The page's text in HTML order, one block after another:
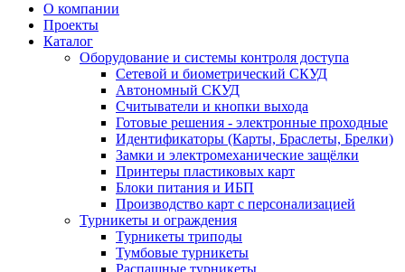
О компании
Проекты
Каталог
Оборудование и системы контроля доступа
Сетевой и биометрический СКУД
Автономный СКУД
Считыватели и кнопки выхода
Готовые решения - электронные проходные
Идентификаторы (Карты, Браслеты, Брелки)
Замки и электромеханические защёлки
Принтеры пластиковых карт
Блоки питания и ИБП
Производство карт с персонализацией
Турникеты и ограждения
Турникеты триподы
Тумбовые турникеты
Распашные турникеты